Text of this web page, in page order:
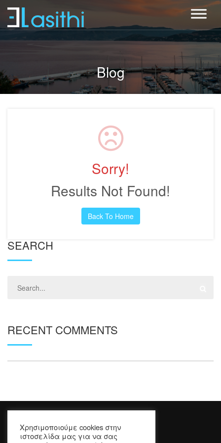
Blog
Sorry!
Results Not Found!
Back To Home
SEARCH
RECENT COMMENTS
Χρησιμοποιούμε cookies στην
ιστοσελίδα μας για να σας